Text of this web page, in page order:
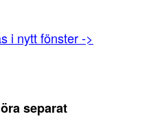
i nytt fönster ->
separat